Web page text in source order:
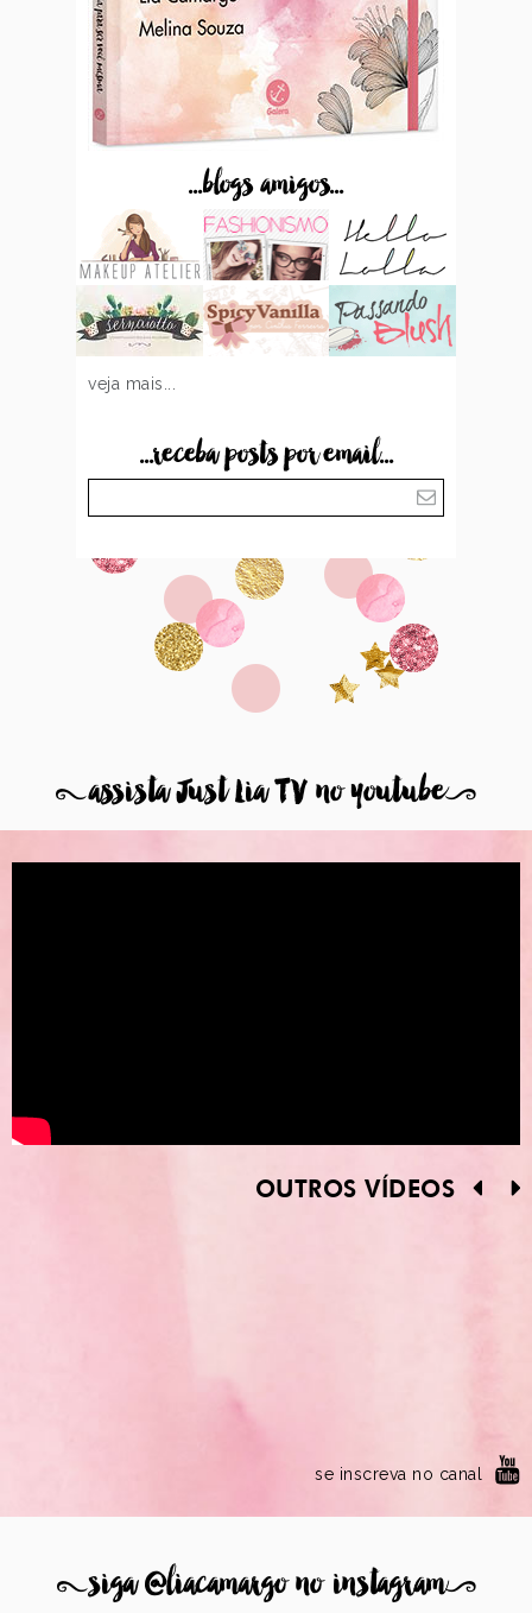
...blogs amigos...
veja mais...
...receba posts por email...
8assista Just Lia TV no youtube9
OUTROS VÍDEOS
se inscreva no canal
8siga @liacamargo no instagram9